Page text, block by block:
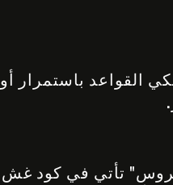
القواعد باستمرار أو
تأتي في كود غش